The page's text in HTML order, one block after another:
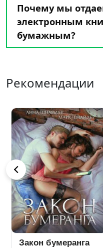
Почему мы
электронным
бумажным?
Рекомендации
Закон бумеранга